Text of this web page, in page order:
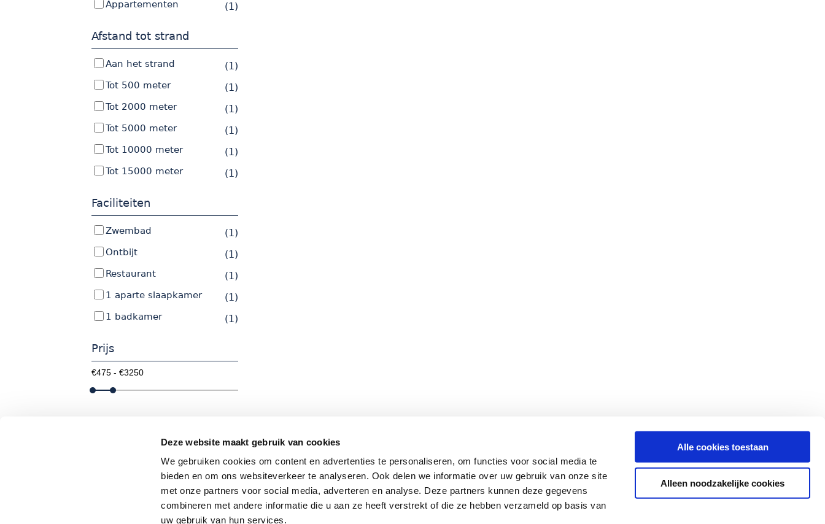
Deze website maakt gebruik van cookies
We gebruiken cookies om content en advertenties te personaliseren, om functies voor social media te
bieden en om ons websiteverkeer te analyseren. Ook delen we informatie over uw gebruik van onze site
met onze partners voor social media, adverteren en analyse. Deze partners kunnen deze gegevens
combineren met andere informatie die u aan ze heeft verstrekt of die ze hebben verzameld op basis van
uw gebruik van hun services.
Alle cookies toestaan
Alleen noodzakelijke cookies
Prijs
Faciliteiten
Zwembad (1)
Ontbijt (1)
Restaurant (1)
1 aparte slaapkamer (1)
1 badkamer (1)
Afstand tot strand
Aan het strand (1)
Tot 500 meter (1)
Tot 2000 meter (1)
Tot 5000 meter (1)
Tot 10000 meter (1)
Tot 15000 meter (1)
Appartementen (1)
Klantenservice
Contact